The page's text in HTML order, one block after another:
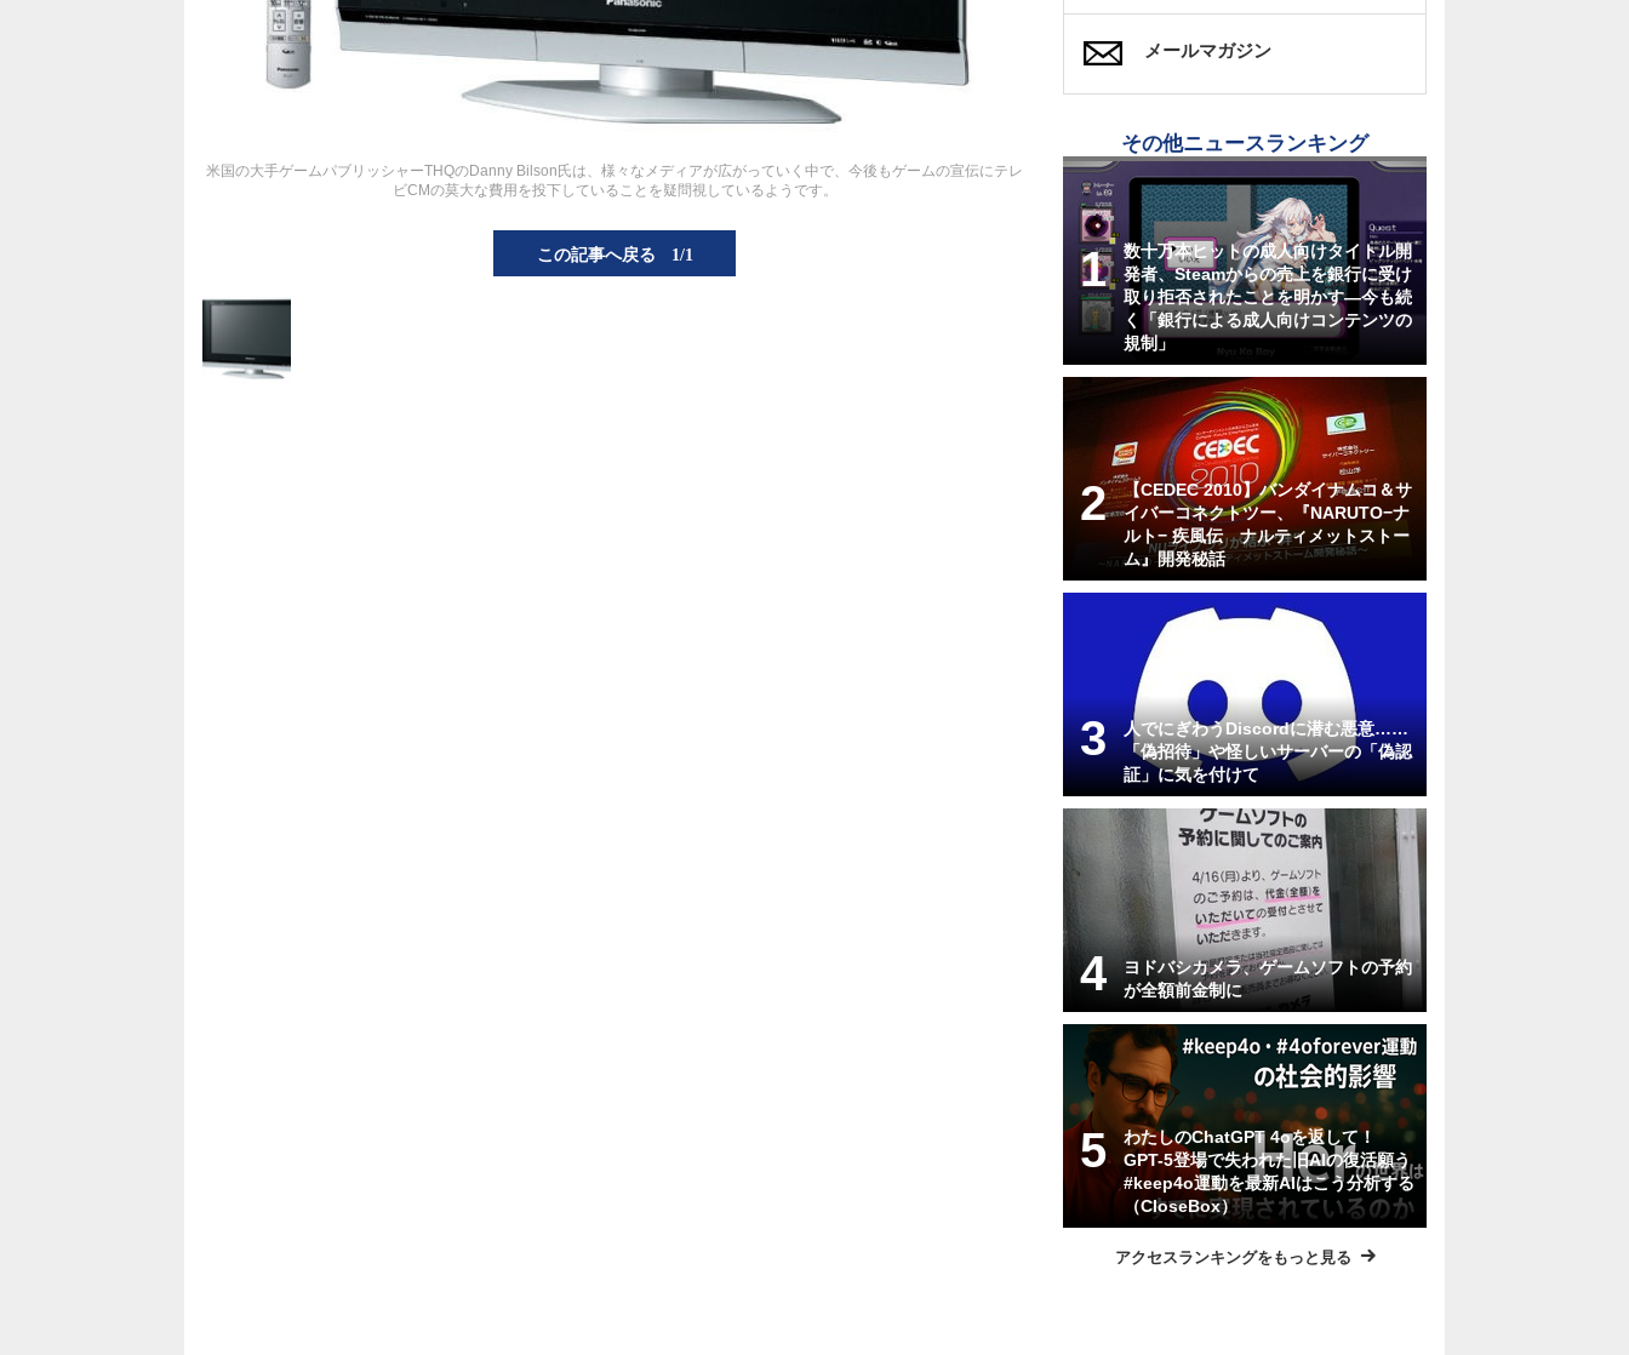
米国の大手ゲームパブリッシャーTHQのDanny Bilson氏は、様々なメディアが広がっていく中で、今後もゲームの宣伝にテレ
ビCMの莫大な費用を投下していることを疑問視しているようです。
この記事へ戻る 1/1
メールマガジン
その他ニュースランキング
数十万本ヒットの成人向けタイトル開
発者、Steamからの売上を銀行に受け
取り拒否されたことを明かす―今も続
く「銀行による成人向けコンテンツの
規制」
【CEDEC 2010】バンダイナムコ＆サ
イバーコネクトツー、『NARUTO−ナ
ルト− 疾風伝 ナルティメットストー
ム』開発秘話
人でにぎわうDiscordに潜む悪意……
「偽招待」や怪しいサーバーの「偽認
証」に気を付けて
ヨドバシカメラ、ゲームソフトの予約
が全額前金制に
わたしのChatGPT 4oを返して！
GPT-5登場で失われた旧AIの復活願う
#keep4o運動を最新AIはこう分析する
（CloseBox）
アクセスランキングをもっと見る